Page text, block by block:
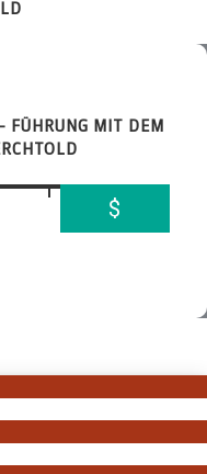
FÜHRUNG MIT DEM
$